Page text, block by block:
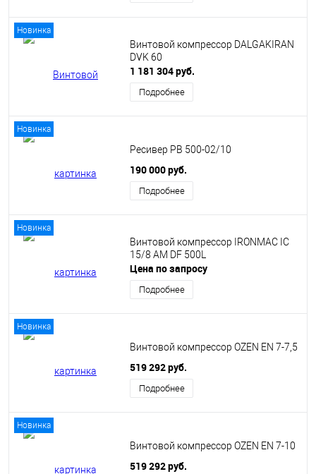
Новинка
Винтовой компрессор DALGAKIRAN
DVK 60
1 181 304 руб.
Подробнее
Новинка
Ресивер РВ 500-02/10
190 000 руб.
Подробнее
Новинка
Винтовой компрессор IRONMAC IC
15/8 AM DF 500L
Цена по запросу
Подробнее
Новинка
Винтовой компрессор OZEN EN 7-7,5
519 292 руб.
Подробнее
Новинка
Винтовой компрессор OZEN EN 7-10
519 292 руб.